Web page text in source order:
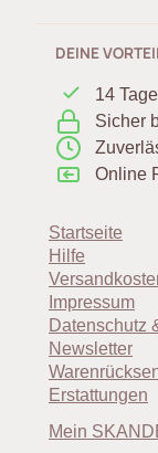
DEINE
14
Sicher
Online
Startseite
Hilfe
Impressum
Datenschutz
Newsletter
Erstattungen
Mein